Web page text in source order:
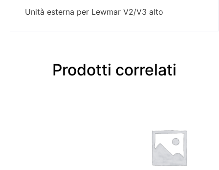
Unità esterna per Lewmar V2/V3 alto
Prodotti correlati